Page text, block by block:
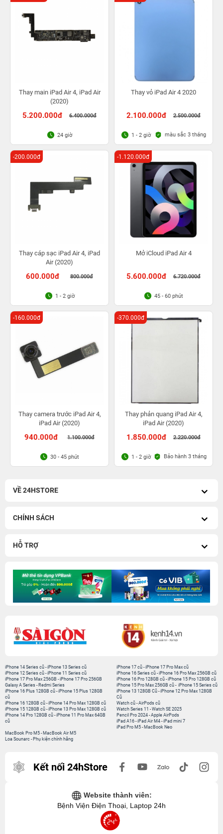
Thay main iPad Air 4, iPad Air
(2020)
5.200.000đ 6.400.000đ
24 giờ
Thay vỏ iPad Air 4 2020
2.100.000đ 2.500.000đ
1 - 2 giờ màu sắc 3 tháng
Thay cáp sạc iPad Air 4, iPad
Air (2020)
600.000đ 800.000đ
-200.000đ
1 - 2 giờ
Mở iCloud iPad Air 4
5.600.000đ 6.720.000đ
-1.120.000đ
45 - 60 phút
Thay camera trước iPad Air 4,
iPad Air (2020)
940.000đ 1.100.000đ
-160.000đ
30 - 45 phút
Thay phản quang iPad Air 4,
iPad Air (2020)
1.850.000đ 2.220.000đ
-370.000đ
1 - 2 giờ Bảo hành 3 tháng
VỀ 24HSTORE
CHÍNH SÁCH
HỖ TRỢ
iPhone 14 Series cũ -iPhone 13 Series cũ
iPhone 12 Series cũ -iPhone 11 Series cũ
iPhone 17 Pro Max 256GB -iPhone 17 Pro 256GB
Galaxy A Series - Redmi Series
iPhone 17 cũ -iPhone 17 Pro Max cũ
iPhone 16 Series cũ - iPhone 16 Pro Max 256GB cũ
iPhone 16 Pro 128GB cũ -iPhone 15 Pro 128GB cũ
iPhone 15 Pro Max 256GB cũ - iPhone 15 Series cũ
iPhone 16 Plus 128GB cũ -iPhone 15 Plus 128GB
cũ
iPhone 16 128GB cũ -iPhone 14 Pro Max 128GB cũ
iPhone 15 128GB cũ -iPhone 13 Pro Max 128GB cũ
iPhone 14 Pro 128GB cũ -iPhone 11 Pro Max 64GB
cũ
iPhone 13 128GB Cũ -iPhone 12 Pro Max 128GB
Cũ
Watch cũ -AirPods cũ
Watch Series 11 -Watch SE 2025
Pencil Pro 2024 -Apple AirPods
iPad A16 -iPad Air M4 -iPad mini 7
iPad Pro M5 - MacBook Neo
MacBook Pro M5 - MacBook Air M5
Loa Sounarc - Phụ kiện chính hãng
Kết nối 24hStore
Website thành viên:
Bệnh Viện Điện Thoại, Laptop 24h